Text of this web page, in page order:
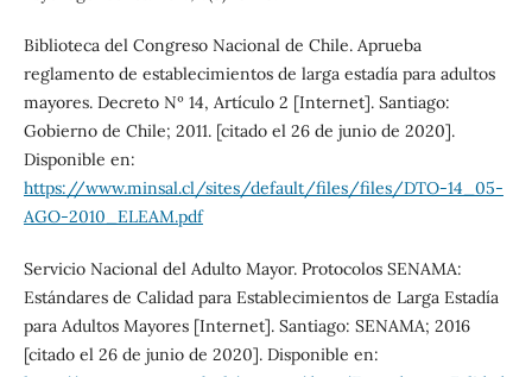
Biblioteca del Congreso Nacional de Chile. Aprueba
reglamento de establecimientos de larga estadía para adultos
mayores. Decreto Nº 14, Artículo 2 [Internet]. Santiago:
Gobierno de Chile; 2011. [citado el 26 de junio de 2020].
Disponible en:
https://www.minsal.cl/sites/default/files/files/DTO-14_05-
AGO-2010_ELEAM.pdf
Servicio Nacional del Adulto Mayor. Protocolos SENAMA:
Estándares de Calidad para Establecimientos de Larga Estadía
para Adultos Mayores [Internet]. Santiago: SENAMA; 2016
[citado el 26 de junio de 2020]. Disponible en: